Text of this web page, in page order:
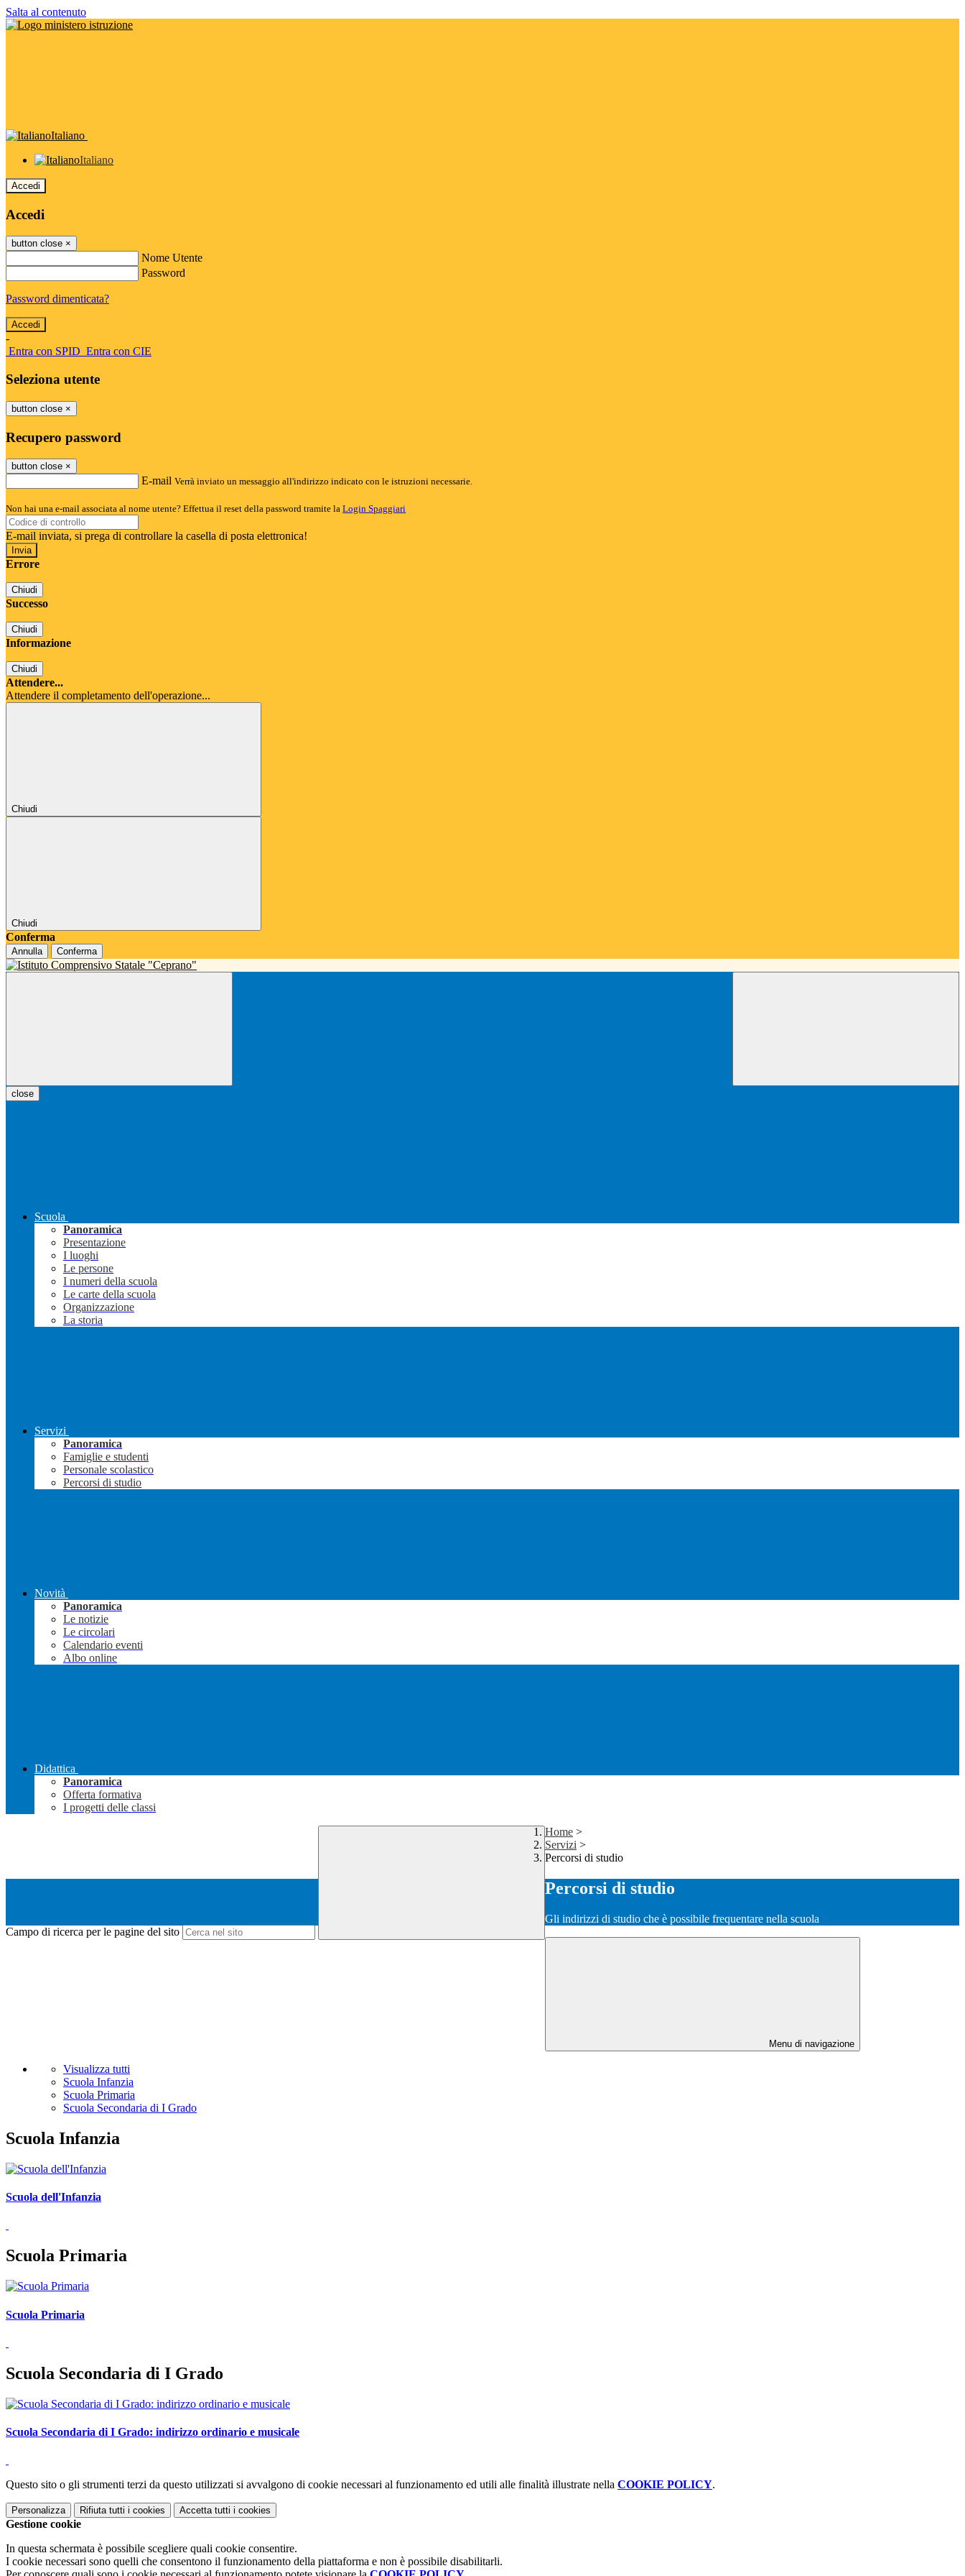
Salta al contenuto
Italiano
Italiano
Accedi
Accedi
button close ×
Nome Utente
Password
Password dimenticata?
-
Entra con SPID Entra con CIE
Seleziona utente
button close ×
Recupero password
button close ×
E-mail Verrà inviato un messaggio all'indirizzo indicato con le istruzioni necessarie.
Non hai una e-mail associata al nome utente? Effettua il reset della password tramite la Login Spaggiari
E-mail inviata, si prega di controllare la casella di posta elettronica!
Errore
Chiudi
Successo
Chiudi
Informazione
Chiudi
Attendere...
Attendere il completamento dell'operazione...
Chiudi
Chiudi
Conferma
Annulla Conferma
close
Scuola
Panoramica
Presentazione
I luoghi
Le persone
I numeri della scuola
Le carte della scuola
Organizzazione
La storia
Servizi
Panoramica
Famiglie e studenti
Personale scolastico
Percorsi di studio
Novità
Panoramica
Le notizie
Le circolari
Calendario eventi
Albo online
Didattica
Panoramica
Offerta formativa
I progetti delle classi
Campo di ricerca per le pagine del sito
Home >
Servizi >
Percorsi di studio
Percorsi di studio
Gli indirizzi di studio che è possibile frequentare nella scuola
Menu di navigazione
Visualizza tutti
Scuola Infanzia
Scuola Primaria
Scuola Secondaria di I Grado
Scuola Infanzia
Scuola dell'Infanzia
Scuola Primaria
Scuola Primaria
Scuola Secondaria di I Grado
Scuola Secondaria di I Grado: indirizzo ordinario e musicale
Questo sito o gli strumenti terzi da questo utilizzati si avvalgono di cookie necessari al funzionamento ed utili alle finalità illustrate nella COOKIE POLICY.
Personalizza Rifiuta tutti i cookies Accetta tutti i cookies
Gestione cookie
In questa schermata è possibile scegliere quali cookie consentire.
I cookie necessari sono quelli che consentono il funzionamento della piattaforma e non è possibile disabilitarli.